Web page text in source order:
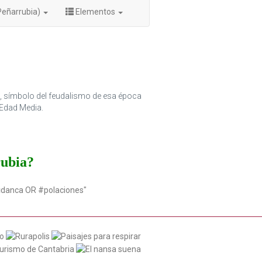
Elementos
símbolo del feudalismo de esa época
Media.
OR #polaciones"